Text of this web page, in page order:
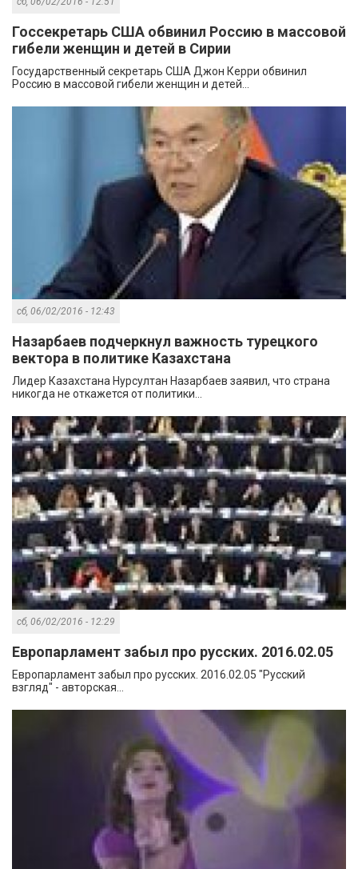
Госсекретарь США обвинил Россию в массовой
гибели женщин и детей в Сирии
Государственный секретарь США Джон Керри обвинил
Россию в массовой гибели женщин и детей...
сб, 06/02/2016 - 12:43
Назарбаев подчеркнул важность турецкого
вектора в политике Казахстана
Лидер Казахстана Нурсултан Назарбаев заявил, что страна
никогда не откажется от политики...
сб, 06/02/2016 - 12:29
Европарламент забыл про русских. 2016.02.05
Европарламент забыл про русских. 2016.02.05 "Русский
взгляд" - авторская...